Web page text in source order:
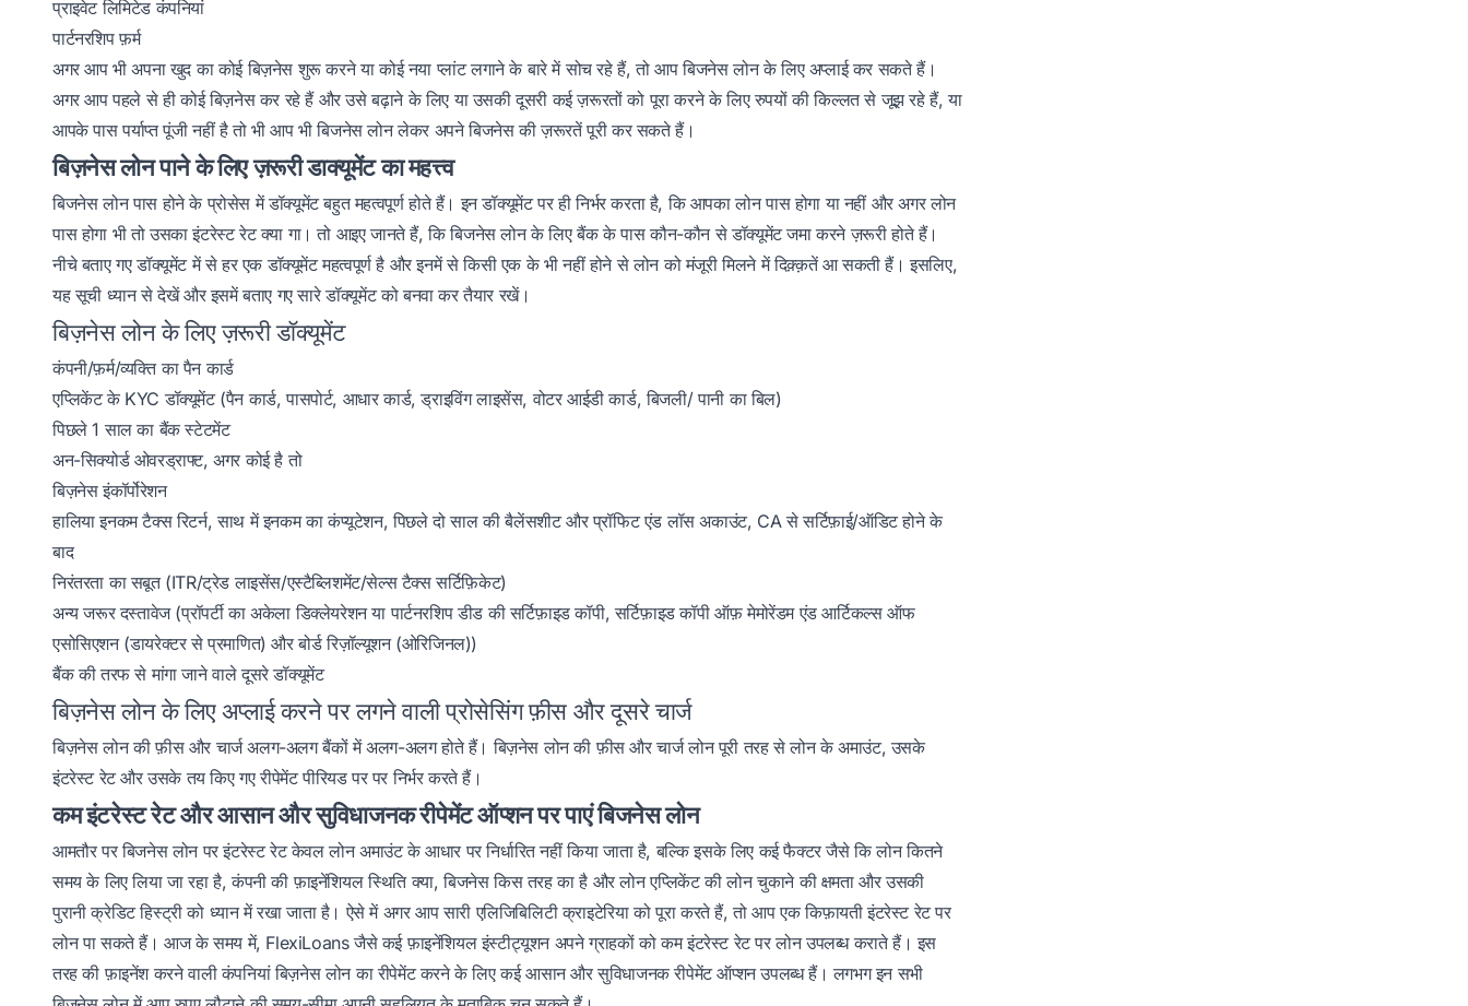
प्राइवेट लिमिटेड कंपनियां
पार्टनरशिप फ़र्म
अगर आप भी अपना खुद का कोई बिज़नेस शुरू करने या कोई नया प्लांट लगाने के बारे में सोच रहे हैं, तो आप बिजनेस लोन के लिए अप्लाई कर सकते हैं।
अगर आप पहले से ही कोई बिज़नेस कर रहे हैं और उसे बढ़ाने के लिए या उसकी दूसरी कई ज़रूरतों को पूरा करने के लिए रुपयों की किल्लत से जूझ रहे हैं, या
आपके पास पर्याप्त पूंजी नहीं है तो भी आप भी बिजनेस लोन लेकर अपने बिजनेस की ज़रूरतें पूरी कर सकते हैं।
बिज़नेस लोन पाने के लिए ज़रूरी डाक्यूमेंट का महत्त्व
बिजनेस लोन पास होने के प्रोसेस में डॉक्यूमेंट बहुत महत्वपूर्ण होते हैं। इन डॉक्यूमेंट पर ही निर्भर करता है, कि आपका लोन पास होगा या नहीं और अगर लोन
पास होगा भी तो उसका इंटरेस्ट रेट क्या गा। तो आइए जानते हैं, कि बिजनेस लोन के लिए बैंक के पास कौन-कौन से डॉक्यूमेंट जमा करने ज़रूरी होते हैं।
नीचे बताए गए डॉक्यूमेंट में से हर एक डॉक्यूमेंट महत्वपूर्ण है और इनमें से किसी एक के भी नहीं होने से लोन को मंजूरी मिलने में दिक़्क़तें आ सकती हैं। इसलिए,
यह सूची ध्यान से देखें और इसमें बताए गए सारे डॉक्यूमेंट को बनवा कर तैयार रखें।
बिज़नेस लोन के लिए ज़रूरी डॉक्यूमेंट
कंपनी/फ़र्म/व्यक्ति का पैन कार्ड
एप्लिकेंट के KYC डॉक्यूमेंट (पैन कार्ड, पासपोर्ट, आधार कार्ड, ड्राइविंग लाइसेंस, वोटर आईडी कार्ड, बिजली/ पानी का बिल)
पिछले 1 साल का बैंक स्टेटमेंट
अन-सिक्योर्ड ओवरड्राफ्ट, अगर कोई है तो
बिज़नेस इंकॉर्पोरेशन
हालिया इनकम टैक्स रिटर्न, साथ में इनकम का कंप्यूटेशन, पिछले दो साल की बैलेंसशीट और प्रॉफिट एंड लॉस अकाउंट, CA से सर्टिफ़ाई/ऑडिट होने के
बाद
निरंतरता का सबूत (ITR/ट्रेड लाइसेंस/एस्टैब्लिशमेंट/सेल्स टैक्स सर्टिफ़िकेट)
अन्य जरूर दस्तावेज (प्रॉपर्टी का अकेला डिक्लेयरेशन या पार्टनरशिप डीड की सर्टिफ़ाइड कॉपी, सर्टिफ़ाइड कॉपी ऑफ़ मेमोरेंडम एंड आर्टिकल्स ऑफ
एसोसिएशन (डायरेक्टर से प्रमाणित) और बोर्ड रिज़ॉल्यूशन (ओरिजिनल))
बैंक की तरफ से मांगा जाने वाले दूसरे डॉक्यूमेंट
बिज़नेस लोन के लिए अप्लाई करने पर लगने वाली प्रोसेसिंग फ़ीस और दूसरे चार्ज
बिज़नेस लोन की फ़ीस और चार्ज अलग-अलग बैंकों में अलग-अलग होते हैं। बिज़नेस लोन की फ़ीस और चार्ज लोन पूरी तरह से लोन के अमाउंट, उसके
इंटरेस्ट रेट और उसके तय किए गए रीपेमेंट पीरियड पर पर निर्भर करते हैं।
कम इंटरेस्ट रेट और आसान और सुविधाजनक रीपेमेंट ऑप्शन पर पाएं बिजनेस लोन
आमतौर पर बिजनेस लोन पर इंटरेस्ट रेट केवल लोन अमाउंट के आधार पर निर्धारित नहीं किया जाता है, बल्कि इसके लिए कई फैक्टर जैसे कि लोन कितने
समय के लिए लिया जा रहा है, कंपनी की फ़ाइनेंशियल स्थिति क्या, बिजनेस किस तरह का है और लोन एप्लिकेंट की लोन चुकाने की क्षमता और उसकी
पुरानी क्रेडिट हिस्ट्री को ध्यान में रखा जाता है। ऐसे में अगर आप सारी एलिजिबिलिटी क्राइटेरिया को पूरा करते हैं, तो आप एक किफ़ायती इंटरेस्ट रेट पर
लोन पा सकते हैं। आज के समय में, FlexiLoans जैसे कई फ़ाइनेंशियल इंस्टीट्यूशन अपने ग्राहकों को कम इंटरेस्ट रेट पर लोन उपलब्ध कराते हैं। इस
तरह की फ़ाइनेंश करने वाली कंपनियां बिज़नेस लोन का रीपेमेंट करने के लिए कई आसान और सुविधाजनक रीपेमेंट ऑप्शन उपलब्ध हैं। लगभग इन सभी